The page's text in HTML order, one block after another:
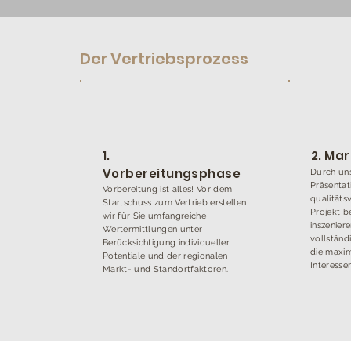
Der Vertriebsprozess
1.
Vorbereitungsphase
Vorbereitung ist alles! Vor dem
Startschuss zum Vertrieb erstellen
wir für Sie umfangreiche
Wertermittlungen unter
Berücksichtigung individueller
Potentiale und der regionalen
Markt- und Standortfaktoren.
2.
Durch
Projekt
die